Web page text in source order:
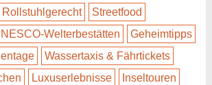
Rollstuhlgerecht
Streetfood
Welterbestätten
Geheimtipps
Wassertaxis & Fährtickets
Luxuserlebnisse
Inseltouren